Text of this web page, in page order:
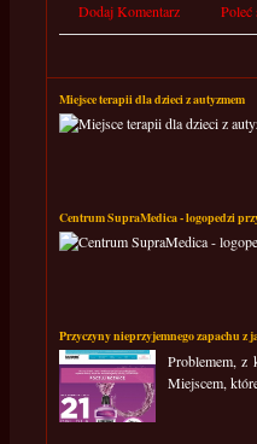
Dodaj Komentarz Poleć
Miejsce terapii dla dzieci z autyzmem
Centrum SupraMedica - logopedzi
Przyczyny nieprzyjemnego zapachu z
Problemem, z
Miejscem,